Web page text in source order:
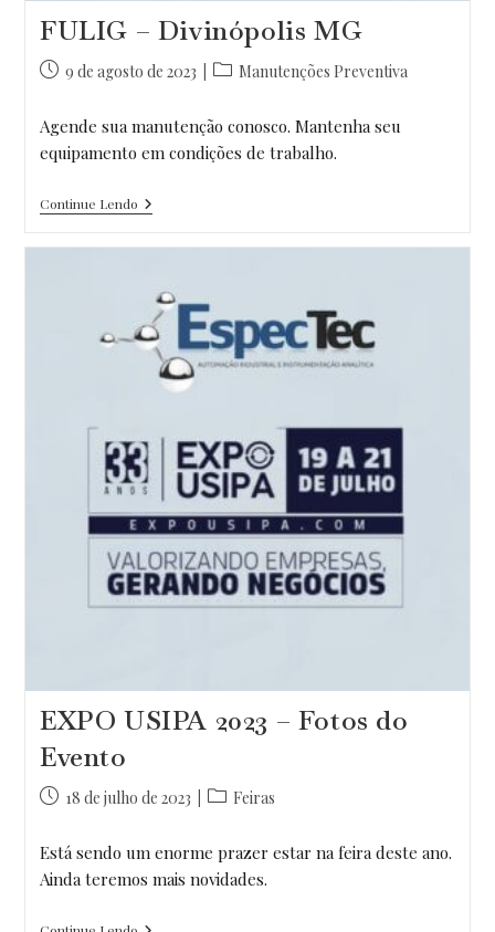
FULIG – Divinópolis MG
Post9 de agosto de 2023
Categoria
post:
Manutenções Preventiva
Agende sua manutenção conosco. Mantenha seu
equipamento em condições de trabalho.
Continue LendoFULIG
–
EXPO USIPA 2023 – Fotos do
Evento
Post18 de julho de 2023
Categoria
Feiras
Está sendo um enorme prazer estar na feira deste ano.
Ainda teremos mais novidades.